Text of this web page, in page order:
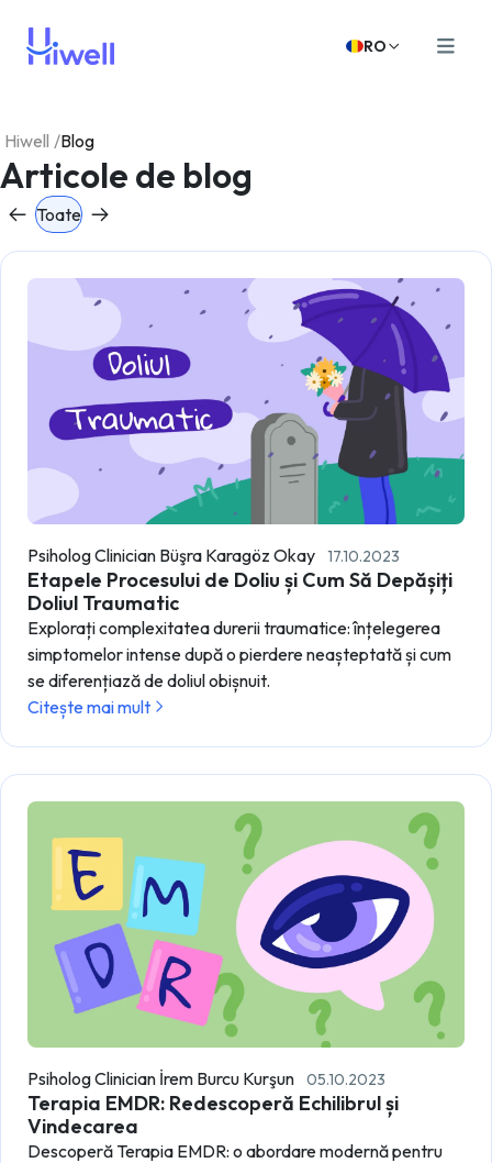
RO
Hiwell /Blog
Articole de blog
Toate
Psiholog Clinician Büşra Karagöz Okay 17.10.2023
Etapele Procesului de Doliu și Cum Să Depășiți
Doliul Traumatic
Explorați complexitatea durerii traumatice: înțelegerea
simptomelor intense după o pierdere neașteptată și cum
se diferențiază de doliul obișnuit.
Citește mai mult
Psiholog Clinician İrem Burcu Kurşun 05.10.2023
Terapia EMDR: Redescoperă Echilibrul și
Vindecarea
Descoperă Terapia EMDR: o abordare modernă pentru